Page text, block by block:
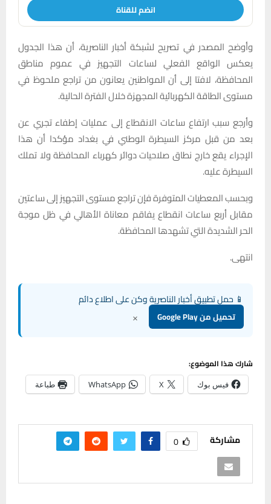
انضم للقناة
وأوضح المصدر في تصريح لشبكة أخبار الناصرية، أن هذا الجدول
يعكس الواقع الفعلي لساعات التجهيز في عموم مناطق
المحافظة، لافتا إلى أن المواطنين يعانون من تراجع ملحوظ في
مستوى الطاقة الكهربائية المجهزة خلال الفترة الحالية.
وأرجع سبب ارتفاع ساعات الانقطاع إلى عمليات إطفاء تجري عن
بعد من قبل مركز السيطرة الوطني في بغداد مؤكدا أن هذا
الإجراء يقع خارج نطاق صلاحيات دوائر كهرباء المحافظة ولا تملك
السيطرة عليه.
وبحسب المعطيات المتوفرة فإن تراجع مستوى التجهيز إلى ساعتين
مقابل أربع ساعات انقطاع يفاقم معاناة الأهالي في ظل موجة
الحر الشديدة التي تشهدها المحافظة.
انتهى.
📱 حمل تطبيق أخبار الناصرية وكن على اطلاع دائم
تحميل من Google Play ×
شارك هذا الموضوع:
فيس بوك X
WhatsApp طباعة
مشاركة 0